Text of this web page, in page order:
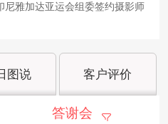
雅加达亚运会组委签约摄影师
图说 客户评价
答谢会